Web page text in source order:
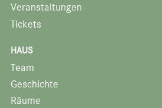
Veranstaltungen
Tickets
HAUS
Team
Geschichte
Räume